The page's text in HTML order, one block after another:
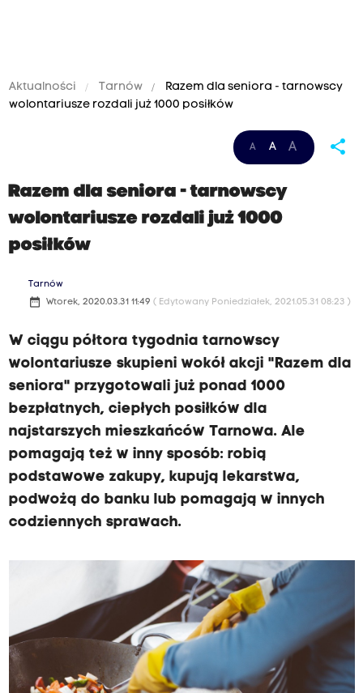
Aktualności Tarnów
Razem dla seniora - tarnowscy
wolontariusze rozdali już 1000 posiłków
A A A share
Razem dla seniora - tarnowscy
wolontariusze rozdali już 1000
posiłków
Tarnów
date_range Wtorek, 2020.03.31 11:49 ( Edytowany Poniedziałek, 2021.05.31 08:23 )
W ciągu półtora tygodnia tarnowscy
wolontariusze skupieni wokół akcji "Razem dla
seniora" przygotowali już ponad 1000
bezpłatnych, ciepłych posiłków dla
najstarszych mieszkańców Tarnowa. Ale
pomagają też w inny sposób: robią
podstawowe zakupy, kupują lekarstwa,
podwożą do banku lub pomagają w innych
codziennych sprawach.